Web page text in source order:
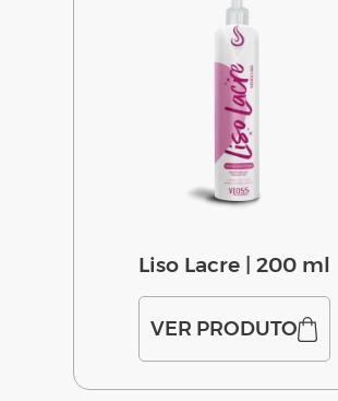
Liso Lacre | 200 ml
VER PRODUTO